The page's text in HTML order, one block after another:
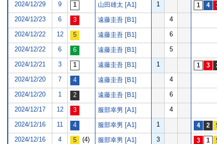
2024/12/29 9 山田雄太 [A1] 1
2024/12/23 6 遠藤圭吾 [B1] 4
2024/12/22 12 遠藤圭吾 [B1] 6
2024/12/22 6 遠藤圭吾 [B1] 5
2024/12/21 3 遠藤圭吾 [B1] 1
2024/12/20 7 遠藤圭吾 [B1] 4
2024/12/20 1 遠藤圭吾 [B1] 6
2024/12/17 12 服部幸男 [A1] 4
2024/12/16 11 服部幸男 [A1] 1
2024/12/16 4 (4) 服部幸男 [A1] 3